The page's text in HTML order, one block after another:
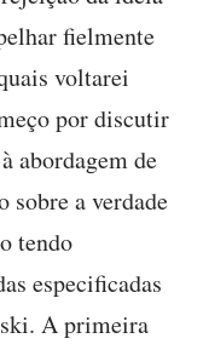
fielmente
voltarei
por discutir
abordagem de
sobre a verdade
tendo
especificadas
A primeira